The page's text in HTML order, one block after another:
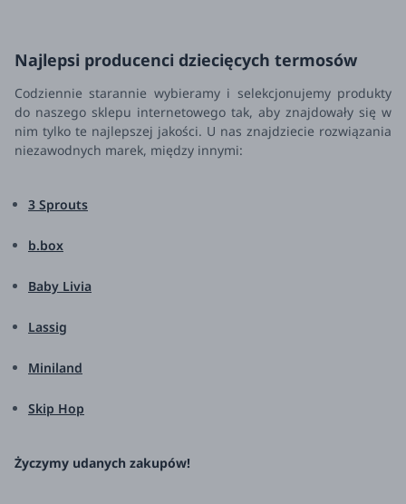
Najlepsi producenci dziecięcych termosów
Codziennie starannie wybieramy i selekcjonujemy produkty
do naszego sklepu internetowego tak, aby znajdowały się w
nim tylko te najlepszej jakości. U nas znajdziecie rozwiązania
niezawodnych marek, między innymi:
3 Sprouts
b.box
Baby Livia
Lassig
Miniland
Skip Hop
Życzymy udanych zakupów!